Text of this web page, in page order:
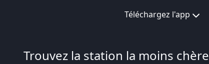
Téléchargez l'app
Trouvez la station la moins chère